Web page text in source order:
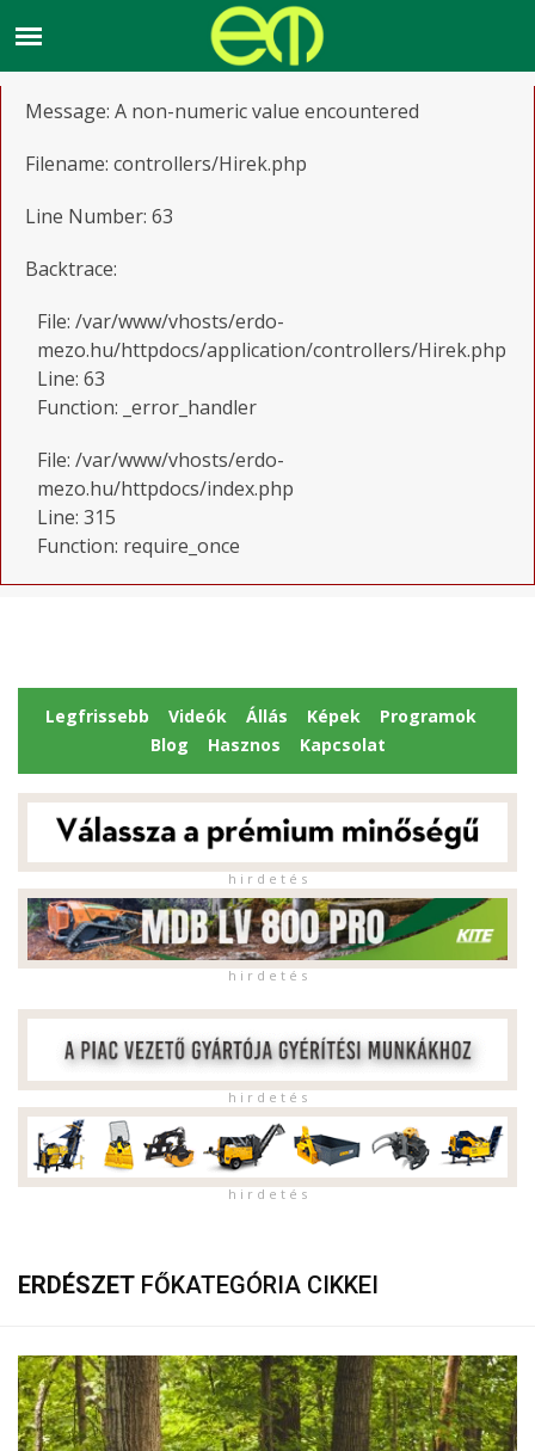
A PHP Error was encountered
Message: A non-numeric value encountered
Filename: controllers/Hirek.php
Line Number: 63
Backtrace:
File: /var/www/vhosts/erdo-
mezo.hu/httpdocs/application/controllers/Hirek.php
Line: 63
Function: _error_handler
File: /var/www/vhosts/erdo-
mezo.hu/httpdocs/index.php
Line: 315
Function: require_once
Legfrissebb Videók Állás Képek
Programok
Blog
Hasznos Kapcsolat
h i r d e t é s
h i r d e t é s
h i r d e t é s
h i r d e t é s
ERDÉSZET FŐKATEGÓRIA CIKKEI